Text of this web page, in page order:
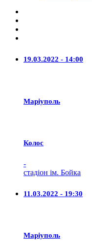
19.03.2022 - 14:00
Маріуполь
Колос
-
стадіон ім. Бойка
11.03.2022 - 19:30
Маріуполь